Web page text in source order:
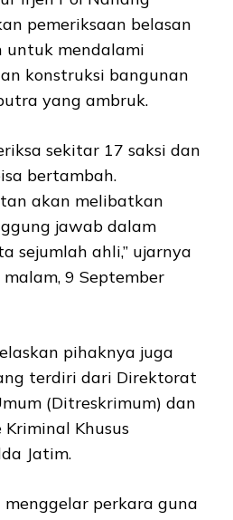
pemeriksaan belasan
untuk mendalami
konstruksi bangunan
yang ambruk.
sekitar 17 saksi dan
bertambah.
akan melibatkan
jawab dalam
sejumlah ahli,” ujarnya
9 September
pihaknya juga
terdiri dari Direktorat
(Ditreskrimum) dan
Khusus
Jatim.
perkara guna